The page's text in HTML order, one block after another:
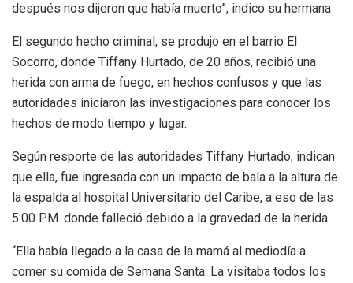
después nos dijeron que había muerto”, indico su hermana
El segundo hecho criminal, se produjo en el barrio El
Socorro, donde Tiffany Hurtado, de 20 años, recibió una
herida con arma de fuego, en hechos confusos y que las
autoridades iniciaron las investigaciones para conocer los
hechos de modo tiempo y lugar.
Según resporte de las autoridades Tiffany Hurtado, indican
que ella, fue ingresada con un impacto de bala a la altura de
la espalda al hospital Universitario del Caribe, a eso de las
5:00 P.M. donde falleció debido a la gravedad de la herida.
“Ella había llegado a la casa de la mamá al mediodía a
comer su comida de Semana Santa. La visitaba todos los